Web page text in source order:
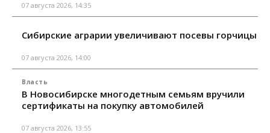
07 августа 2026, 14:35
Сибирские аграрии увеличивают посевы горчицы
07 августа 2026, 14:00
Власть
В Новосибирске многодетным семьям вручили
сертификаты на покупку автомобилей
07 августа 2026, 13:55